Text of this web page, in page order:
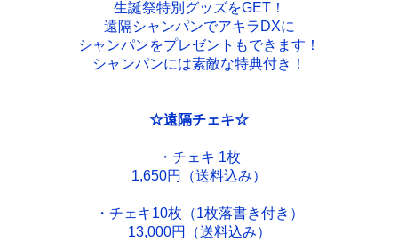
生誕祭特別グッズをGET！
遠隔シャンパンでアキラDXに
シャンパンをプレゼントもできます！
シャンパンには素敵な特典付き！
☆遠隔チェキ​☆
・チェキ 1枚
1,650円（送料込み）
・チェキ10枚（1枚落書き付き）
13,000円（送料込み）